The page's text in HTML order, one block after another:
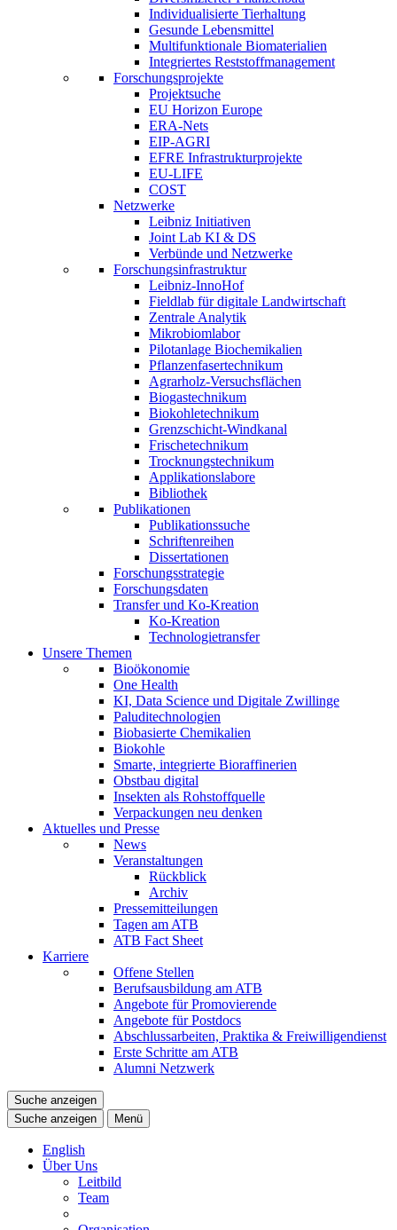
Individualisierte Tierhaltung
Gesunde Lebensmittel
Multifunktionale Biomaterialien
Integriertes Reststoffmanagement
Forschungsprojekte
Projektsuche
EU Horizon Europe
ERA-Nets
EIP-AGRI
EFRE Infrastrukturprojekte
EU-LIFE
COST
Netzwerke
Leibniz Initiativen
Joint Lab KI & DS
Verbünde und Netzwerke
Forschungsinfrastruktur
Leibniz-InnoHof
Fieldlab für digitale Landwirtschaft
Zentrale Analytik
Mikrobiomlabor
Pilotanlage Biochemikalien
Pflanzenfasertechnikum
Agrarholz-Versuchsflächen
Biogastechnikum
Biokohletechnikum
Grenzschicht-Windkanal
Frischetechnikum
Trocknungstechnikum
Applikationslabore
Bibliothek
Publikationen
Publikationssuche
Schriftenreihen
Dissertationen
Forschungsstrategie
Forschungsdaten
Transfer und Ko-Kreation
Ko-Kreation
Technologietransfer
Unsere Themen
Bioökonomie
One Health
KI, Data Science und Digitale Zwillinge
Paluditechnologien
Biobasierte Chemikalien
Biokohle
Smarte, integrierte Bioraffinerien
Obstbau digital
Insekten als Rohstoffquelle
Verpackungen neu denken
Aktuelles und Presse
News
Veranstaltungen
Rückblick
Archiv
Pressemitteilungen
Tagen am ATB
ATB Fact Sheet
Karriere
Offene Stellen
Berufsausbildung am ATB
Angebote für Promovierende
Angebote für Postdocs
Abschlussarbeiten, Praktika & Freiwilligendienst
Erste Schritte am ATB
Alumni Netzwerk
Suche anzeigen
Suche anzeigen
Menü
English
Über Uns
Leitbild
Team